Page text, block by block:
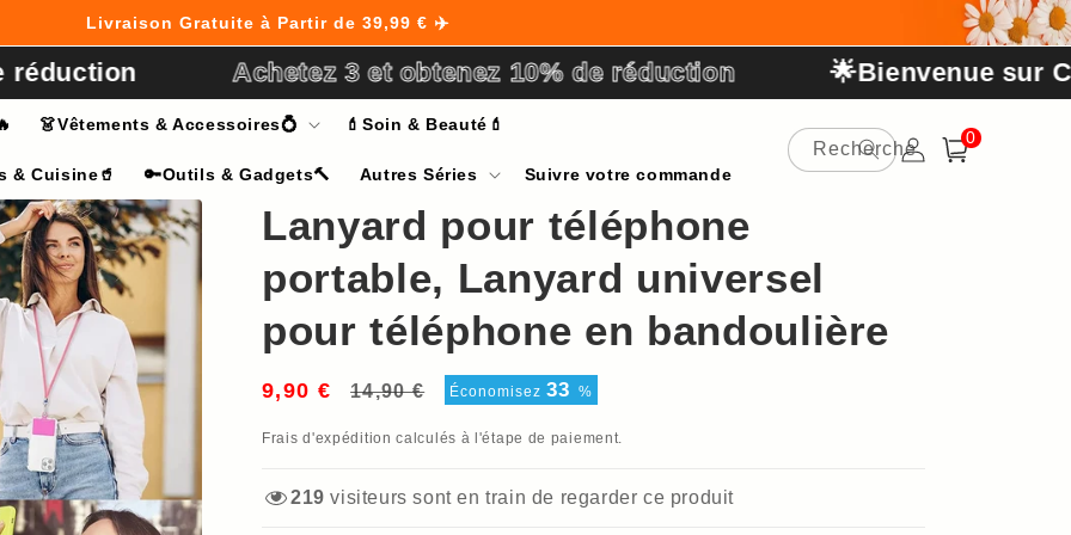
Livraison Gratuite à Partir de 39,99 € ✈️
Achetez 3 et obtenez 10% de réduction 🌟Bienvenue sur
👗Vêtements & Accessoires💍 💄Soin & Beauté💄
& Cuisine🥤 🔑Outils & Gadgets🔨 Autres Séries Suivre votre commande
Recherche
ConnexionPanier
0
0 article
Lanyard pour téléphone
portable, Lanyard universel
pour téléphone en bandoulière
9,90 €
Prix
14,90 €
Prix
Économisez 33 %
Frais d'expédition calculés à l'étape de paiement.
152 visiteurs sont en train de regarder ce produit